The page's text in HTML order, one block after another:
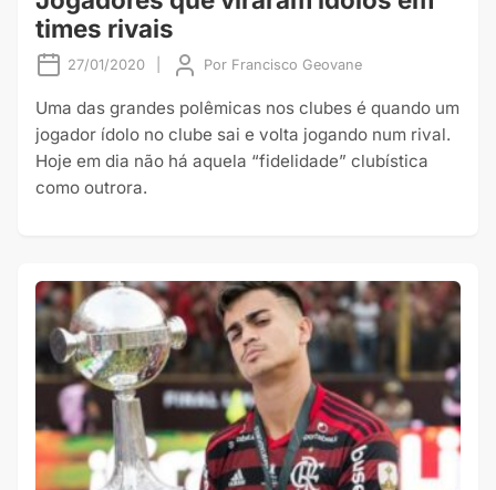
times rivais
27/01/2020 Por Francisco Geovane
Uma das grandes polêmicas nos clubes é quando um
jogador ídolo no clube sai e volta jogando num rival.
Hoje em dia não há aquela “fidelidade” clubística
como outrora.